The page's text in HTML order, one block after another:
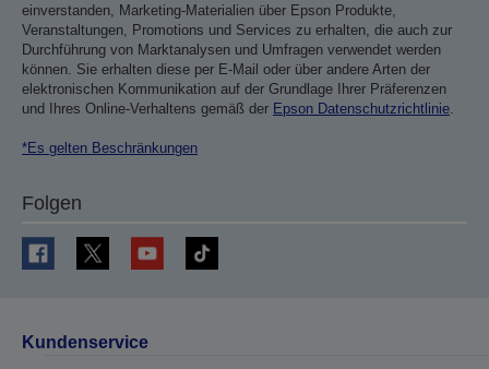
einverstanden, Marketing-Materialien über Epson Produkte,
Veranstaltungen, Promotions und Services zu erhalten, die auch zur
Durchführung von Marktanalysen und Umfragen verwendet werden
können. Sie erhalten diese per E-Mail oder über andere Arten der
elektronischen Kommunikation auf der Grundlage Ihrer Präferenzen
und Ihres Online-Verhaltens gemäß der Epson Datenschutzrichtlinie.
*Es gelten Beschränkungen
Folgen
Kundenservice